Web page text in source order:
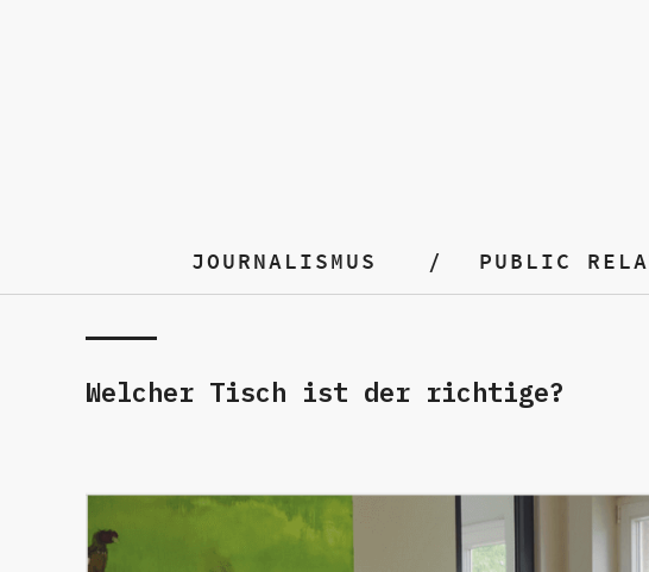
JOURNALISMUS PUBLIC
Welcher Tisch ist der richtige?